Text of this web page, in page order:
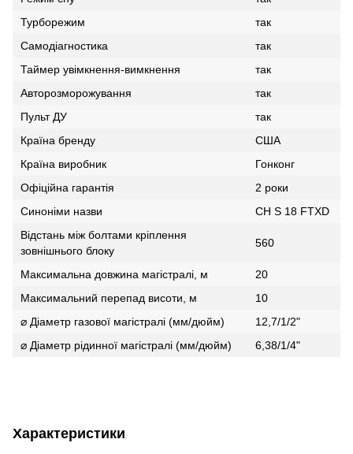
Турборежим
так
Самодіагностика
так
Таймер увімкнення-вимкнення
так
Авторозморожування
так
Пульт ДУ
так
Країна бренду
США
Країна виробник
Гонконг
Офіційна гарантія
2 роки
Синоніми назви
CH S 18 FTXD
Відстань між болтами кріплення
зовнішнього блоку
560
Максимальна довжина магістралі, м
20
Максимальний перепад висоти, м
10
⌀ Діаметр газової магістралі (мм/дюйм)
12,7/1/2"
⌀ Діаметр рідинної магістралі (мм/дюйм)
6,38/1/4"
Характеристики